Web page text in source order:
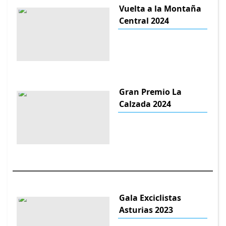
Vuelta a la Montaña
Central 2024
Gran Premio La
Calzada 2024
Gala Exciclistas
Asturias 2023